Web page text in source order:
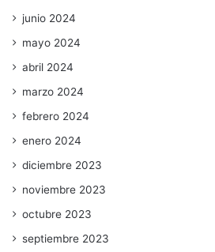
junio 2024
mayo 2024
abril 2024
marzo 2024
febrero 2024
enero 2024
diciembre 2023
noviembre 2023
octubre 2023
septiembre 2023